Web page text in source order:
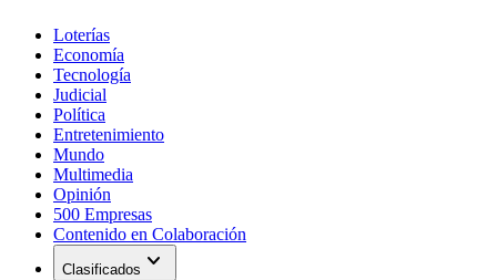
Loterías
Economía
Tecnología
Judicial
Política
Entretenimiento
Mundo
Multimedia
Opinión
500 Empresas
Contenido en Colaboración
Clasificados expand_more